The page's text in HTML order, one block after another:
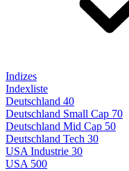
Indizes
Indexliste
Deutschland 40
Deutschland Small Cap 70
Deutschland Mid Cap 50
Deutschland Tech 30
USA Industrie 30
USA 500